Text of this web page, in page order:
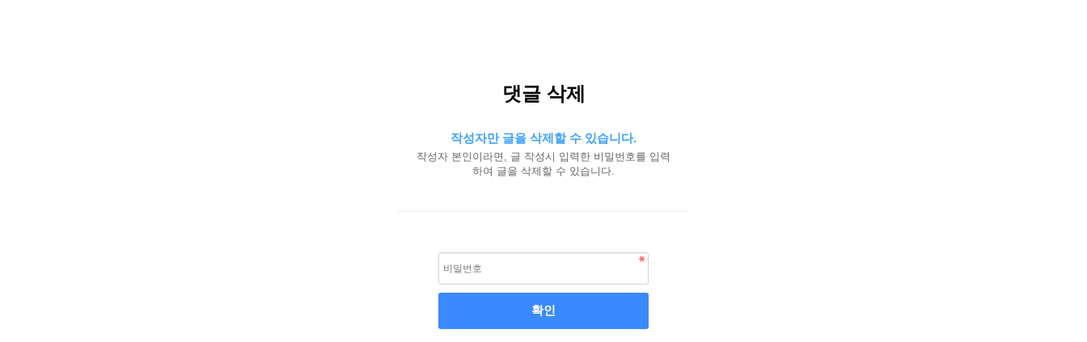
댓글 삭제
작성자만 글을 삭제할 수 있습니다.
작성자 본인이라면, 글 작성시 입력한 비밀번호를 입력
하여 글을 삭제할 수 있습니다.